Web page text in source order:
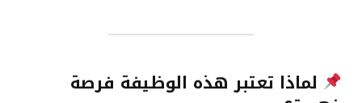
لماذا تعتبر هذه الوظيفة فرصة